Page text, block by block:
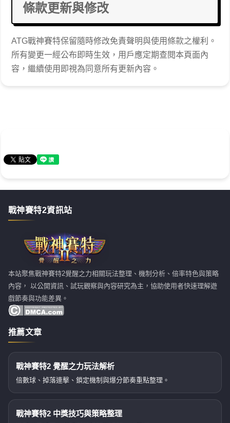
條款更新與修改
ATG戰神賽特保留隨時修改免責聲明與使用條款之權利。
所有變更一經公布即時生效，用戶應定期查閱本頁面內
容，繼續使用即視為同意所有更新內容。
戰神賽特2資訊站
本站聚焦戰神賽特2覺醒之力相關玩法整理、機制分析、倍率特色與策略
內容， 以公開資訊、試玩觀察與內容研究為主，協助使用者快速理解遊
戲節奏與功能差異。
推薦文章
戰神賽特2 覺醒之力玩法解析
倍數球、掉落連擊、鎖定機制與爆分節奏重點整理。
戰神賽特2 中獎技巧與策略整理